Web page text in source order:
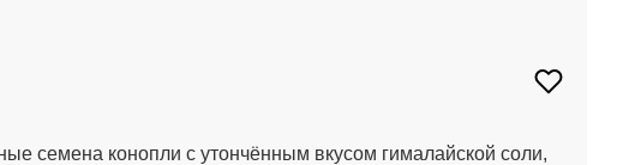
семена конопли с утончённым вкусом гималайской соли,